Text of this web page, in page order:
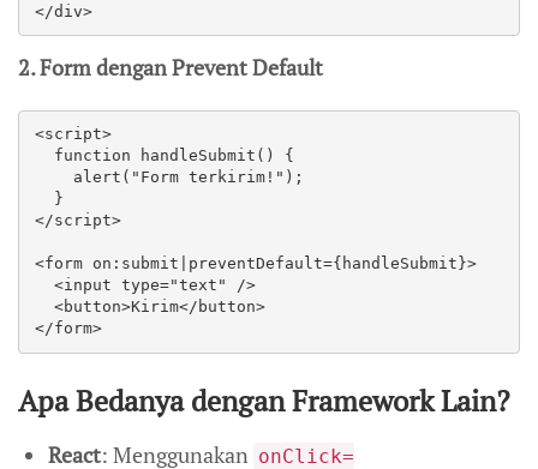
</div>
2. Form dengan Prevent Default
<script>
</script>
<form on:submit|preventDefault={handleSubmit}>
</form>
Apa Bedanya dengan Framework Lain?
React: Menggunakan onClick=